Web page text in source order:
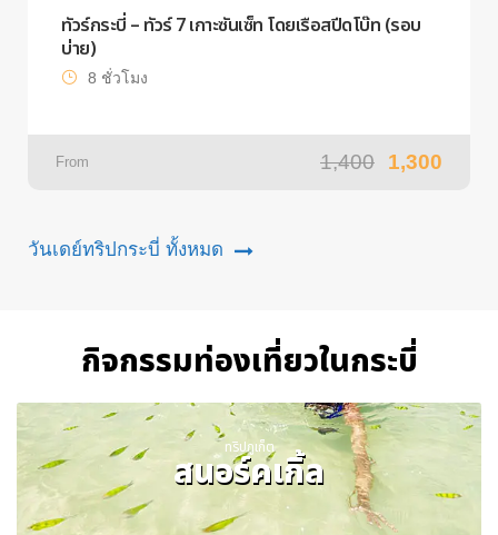
ทัวร์กระบี่ – ทัวร์ 7 เกาะซันเซ็ท โดยเรือสปีดโบ๊ท (รอบ
บ่าย)
8 ชั่วโมง
From 1,400 1,300
วันเดย์ทริปกระบี่ ทั้งหมด
กิจกรรมท่องเที่ยวในกระบี่
ทริปภูเก็ต
สนอร์คเกิ้ล